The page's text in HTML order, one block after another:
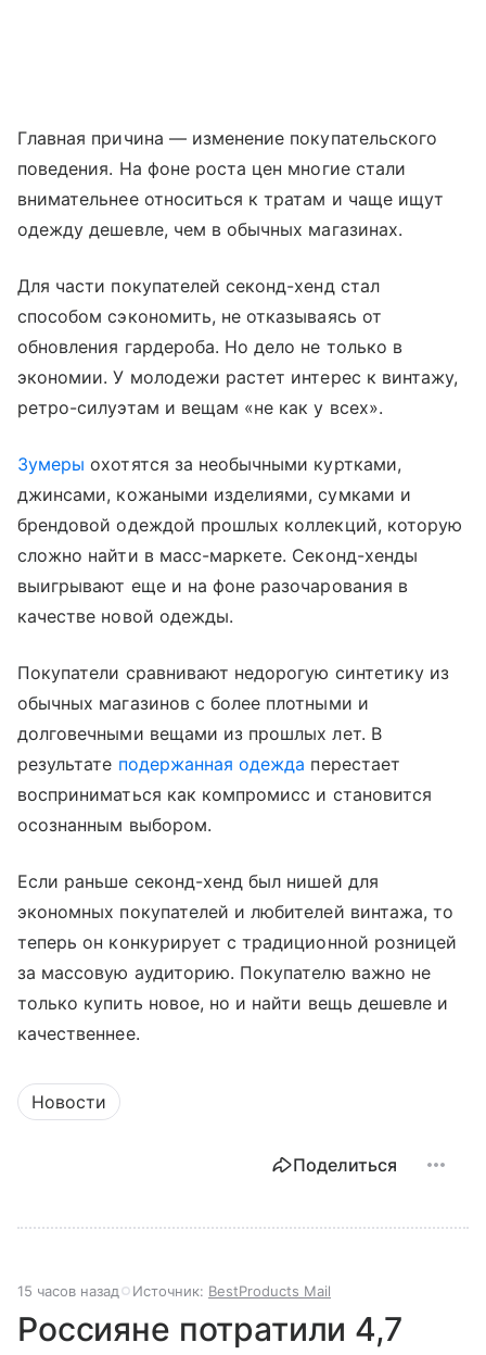
Главная причина — изменение покупательского
поведения. На фоне роста цен многие стали
внимательнее относиться к тратам и чаще ищут
одежду дешевле, чем в обычных магазинах.
Для части покупателей секонд-хенд стал
способом сэкономить, не отказываясь от
обновления гардероба. Но дело не только в
экономии. У молодежи растет интерес к винтажу,
ретро-силуэтам и вещам «не как у всех».
Зумеры охотятся за необычными куртками,
джинсами, кожаными изделиями, сумками и
брендовой одеждой прошлых коллекций, которую
сложно найти в масс-маркете. Секонд-хенды
выигрывают еще и на фоне разочарования в
качестве новой одежды.
Покупатели сравнивают недорогую синтетику из
обычных магазинов с более плотными и
долговечными вещами из прошлых лет. В
результате подержанная одежда перестает
восприниматься как компромисс и становится
осознанным выбором.
Если раньше секонд-хенд был нишей для
экономных покупателей и любителей винтажа, то
теперь он конкурирует с традиционной розницей
за массовую аудиторию. Покупателю важно не
только купить новое, но и найти вещь дешевле и
качественнее.
Новости
Поделиться
15 часов назад Источник: BestProducts Mail
Россияне потратили 4,7